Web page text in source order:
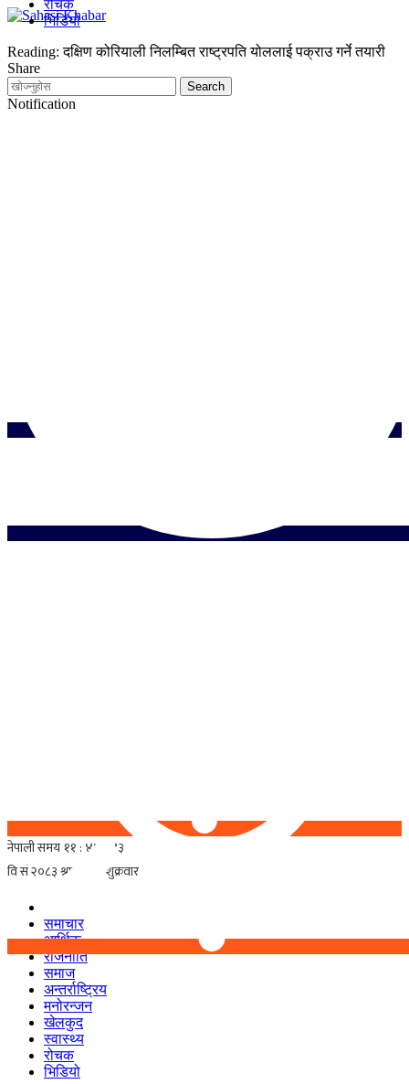
समाचार
आर्थिक
राजनीति
समाज
अन्तर्राष्ट्रिय
मनोरन्जन
खेलकुद
स्वास्थ्य
रोचक
भिडियो
रोचक
भिडियो
Reading: दक्षिण कोरियाली निलम्बित राष्ट्रपति योललाई पक्राउ गर्ने तयारी
Share
Notification